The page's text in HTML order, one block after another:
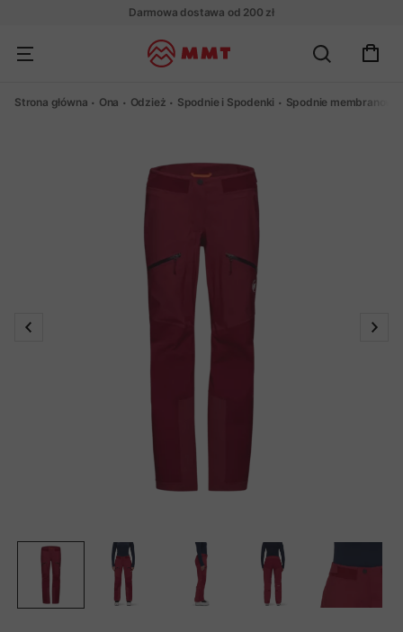
Darmowa dostawa od 200 zł
Strona główna Ona Odzież Spodnie i Spodenki Spodnie membranowe